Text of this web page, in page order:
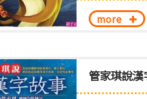
more
管家琪說漢